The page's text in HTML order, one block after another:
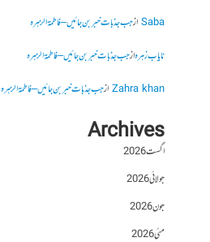
Sabaازجب جذبات خبر بن جائیں – فاطمۃالزہرہ
نایاب زہرہازجب جذبات خبر بن جائیں – فاطمۃالزہرہ
Zahra khanازجب جذبات خبر بن جائیں – فاطمۃالزہرہ
Archives
اگست 2026
جولائی 2026
جون 2026
مئی 2026